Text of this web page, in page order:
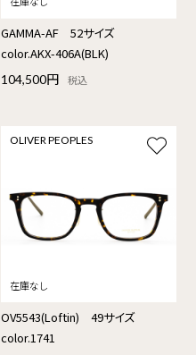
GAMMA-AF 52サイズ
color.AKX-406A(BLK)
104,500円 税込
OLIVER PEOPLES
OV5543(Loftin) 49サイズ
color.1741